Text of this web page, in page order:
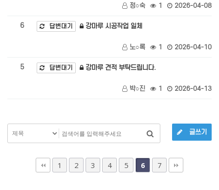
정○숙 1 2026-04-08
6 답변대기 강마루 시공작업 일체
노○록 1 2026-04-10
5 답변대기 강마루 견적 부탁드립니다.
박○진 1 2026-04-13
글쓰기
1 2 3 4 5 6 7